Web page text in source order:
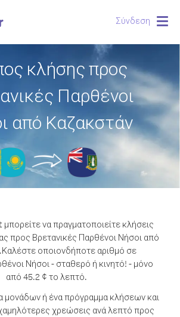
Σύνδεση
κλήσης προς
Παρθένοι
από Καζακστάν
να πραγματοποιείτε κλήσεις
προς Βρετανικές Παρθένοι Νήσοι από
Καλέστε οποιονδήποτε αριθμό σε
Νήσοι - σταθερό ή κινητό! - μόνο
από 45.2 ¢ το λεπτό.
μονάδων ή ένα πρόγραμμα κλήσεων και
χρεώσεις ανά λεπτό προς